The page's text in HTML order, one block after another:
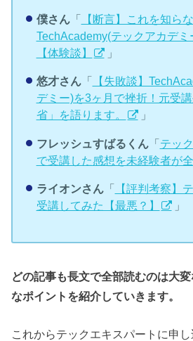
僕さん「 【断言】これを知ら
TechAcademy(テックアカデ
【体験談】
」
悠才さん「 【失敗談】
デミー)を3ヶ月で挫折！元受
省」を語ります。
」
フレッシュすばるくん「テッ
で受講した感想を未経験者が全
ライオンさん「 【評判考察】
受講してみた【最悪？】
」
どの記事も長文で全部読むのは大
なポイントを紹介していきます。
これからテックエキスパートに申